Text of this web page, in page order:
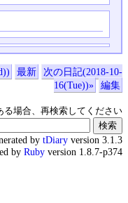
最新
次の日記(2018-10-
16(Tue))»
編集
る場合、再検索してください
by tDiary version 3.1.3
by Ruby version 1.8.7-p374